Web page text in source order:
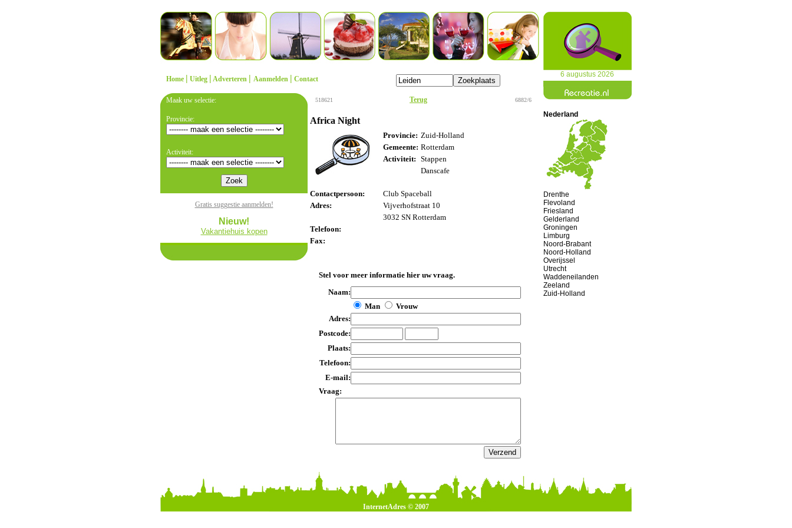
Home | Uitleg | Adverteren | Aanmelden | Contact
6 augustus 2026
Maak uw selectie:
Provincie:
Activiteit:
Gratis suggestie aanmelden!
Nieuw!
Vakantiehuis kopen
518621 Terug 6882/6
Africa Night
Provincie: Zuid-Holland
Gemeente: Rotterdam
Activiteit: Stappen
Danscafe
Contactpersoon:
Club Spaceball
Adres:
Vijverhofstraat 10
3032 SN Rotterdam
Telefoon:
Fax:
Stel voor meer informatie hier uw vraag.
Naam:
Man
Vrouw
Adres:
Postcode:
Plaats:
Telefoon:
E-mail:
Vraag:
Nederland
Drenthe
Flevoland
Friesland
Gelderland
Groningen
Limburg
Noord-Brabant
Noord-Holland
Overijssel
Utrecht
Waddeneilanden
Zeeland
Zuid-Holland
InternetAdres © 2007